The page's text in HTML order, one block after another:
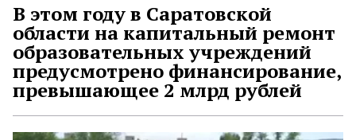
В этом году в Саратовской
области на капитальный ремонт
образовательных учреждений
предусмотрено финансирование,
превышающее 2 млрд рублей